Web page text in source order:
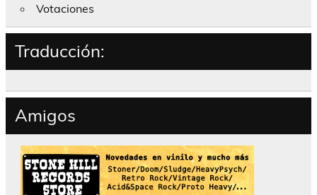
Votaciones
Traducción:
Amigos